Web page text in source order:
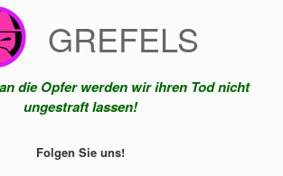
GREFELS
die Opfer werden wir ihren Tod nicht
ungestraft lassen!
Folgen Sie uns!